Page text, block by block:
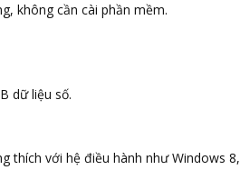
không cần cài phần mềm.
dữ liệu số.
với hệ điều hành như Windows